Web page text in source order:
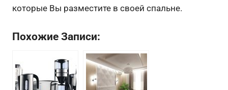
которые Вы разместите в своей спальне.
Похожие Записи: